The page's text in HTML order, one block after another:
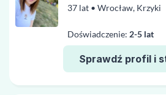
37 lat • Wrocław, Krzyki
Doświadczenie: 2-5 lat
Sprawdź profil i